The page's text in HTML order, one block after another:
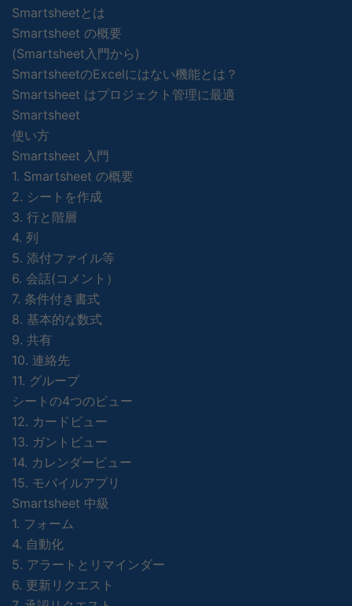
Smartsheetとは
Smartsheet の概要
(Smartsheet入門から)
SmartsheetのExcelにはない機能とは？
Smartsheet はプロジェクト管理に最適
Smartsheet
使い方
Smartsheet 入門
1. Smartsheet の概要
2. シートを作成
3. 行と階層
4. 列
5. 添付ファイル等
6. 会話(コメント）
7. 条件付き書式
8. 基本的な数式
9. 共有
10. 連絡先
11. グループ
シートの4つのビュー
12. カードビュー
13. ガントビュー
14. カレンダービュー
15. モバイルアプリ
Smartsheet 中級
1. フォーム
4. 自動化
5. アラートとリマインダー
6. 更新リクエスト